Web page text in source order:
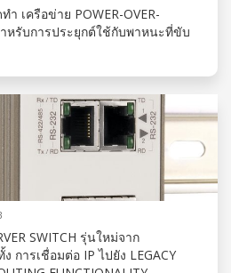
ำ เครือข่าย POWER-OVER-
ำหรับการประยุกต์ใช้กับพาหนะที่ขับ
SWITCH รุ่นใหม่จาก
การเชื่อมต่อ IP ไปยัง LEGACY